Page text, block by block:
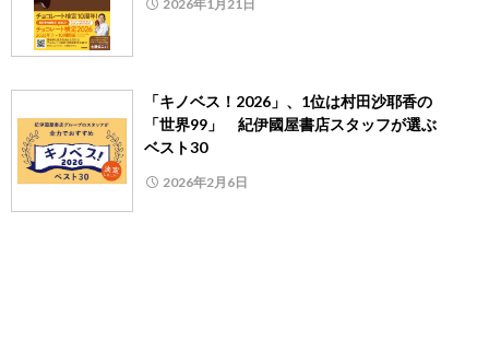
2026年1月21日
「キノベス！2026」、1位は村田沙耶香の
「世界99」 紀伊國屋書店スタッフが選ぶ
ベスト30
2026年2月6日